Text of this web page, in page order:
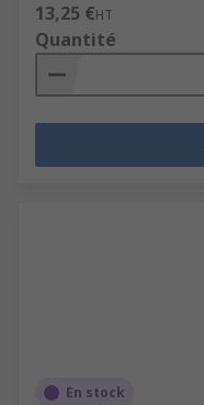
13,25 €HT
Quantité
En stock